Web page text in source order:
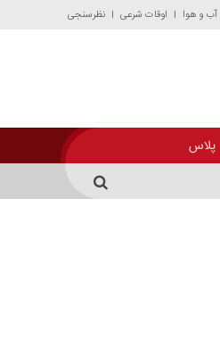
آب و هوا اوقات شرعی نظرسنجی
پلاس